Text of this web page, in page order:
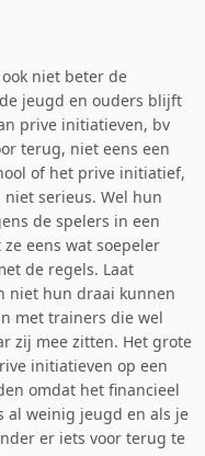
niet beter de
jeugd en ouders blijft
prive initiatieven, bv
terug, niet eens een
of het prive initiatief,
serieus. Wel hun
de spelers in een
eens wat soepeler
de regels. Laat
niet hun draai kunnen
met trainers die wel
zij mee zitten. Het grote
initiatieven op een
omdat het financieel
al weinig jeugd en als je
er iets voor terug te